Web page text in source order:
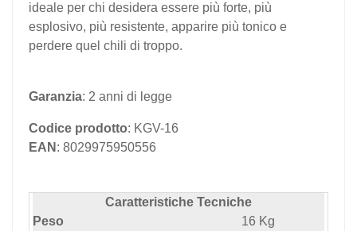
ideale per chi desidera essere più forte, più
esplosivo, più resistente, apparire più tonico e
perdere quel chili di troppo.
Garanzia: 2 anni di legge
Codice prodotto: KGV-16
EAN : 8029975950556
Caratteristiche Tecniche
Peso
16 Kg